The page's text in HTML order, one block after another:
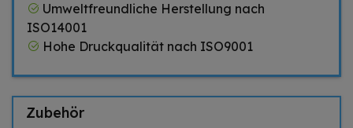
Umweltfreundliche Herstellung nach
ISO14001
Hohe Druckqualität nach ISO9001
Zubehör